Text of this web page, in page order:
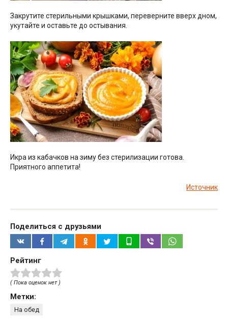
Закрутите стерильными крышками, переверните вверх дном,
укутайте и оставьте до остывания.
Икра из кабачков на зиму без стерилизации готова.
Приятного аппетита!
Источник
Поделиться с друзьями
Рейтинг
( Пока оценок нет )
Метки:
На обед